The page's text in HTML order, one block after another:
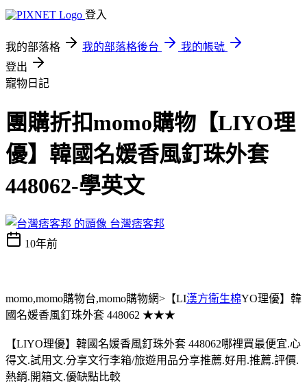
登入
我的部落格 我的部落格後台
我的帳號
登出
寵物日記
團購折扣momo購物【LIYO理
優】韓國名媛香風釘珠外套
448062-學英文
台灣痞客邦
10年前
momo,momo購物台,momo購物網>【LI漢方衛生棉YO理優】韓
國名媛香風釘珠外套 448062 ★★★
【LIYO理優】韓國名媛香風釘珠外套 448062哪裡買最便宜.心
得文.試用文.分享文行李箱/旅遊用品分享推薦.好用.推薦.評價.
熱銷.開箱文.優缺點比較